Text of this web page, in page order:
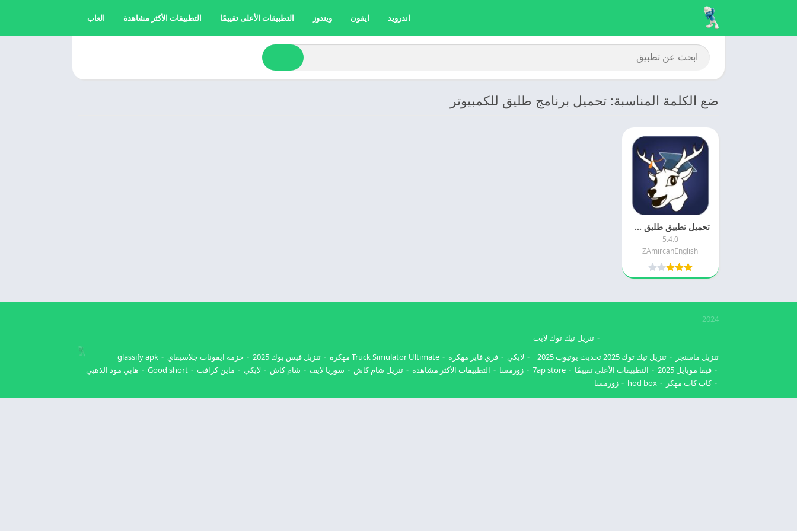
اندرويد ايفون ويندوز التطبيقات الأعلى تقييمًا التطبيقات الأكثر مشاهدة العاب
ضع الكلمة المناسبة: تحميل برنامج طليق للكمبيوتر
تحميل تطبيق طليق مهكر 2025 Taleek اخر اصدار مجانا
5.4.0
ZAmircanEnglish
2024
تنزيل ماسنجر تنزيل تيك توك 2025
تنزيل تيك توك لايت
تحديث يوتيوب 2025
لايكي فري فاير مهكره Truck Simulator Ultimate مهكره تنزيل فيس بوك 2025 حزمه ايقونات جلاسيفاي
glassify apk
فيفا موبايل 2025
التطبيقات الأعلى تقييمًا 7ap store زورمسا التطبيقات الأكثر مشاهدة تنزيل شام كاش سوريا لايف شام كاش لايكي ماين كرافت Good short
هابي مود الذهبي
كاب كات مهكر
hod box زورمسا